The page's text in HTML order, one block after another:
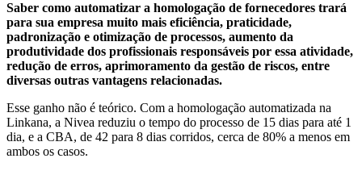
Saber como automatizar a homologação de fornecedores trará
para sua empresa muito mais eficiência, praticidade,
padronização e otimização de processos, aumento da
produtividade dos profissionais responsáveis por essa atividade,
redução de erros, aprimoramento da gestão de riscos, entre
diversas outras vantagens relacionadas.
Esse ganho não é teórico. Com a homologação automatizada na
Linkana, a Nivea reduziu o tempo do processo de 15 dias para até 1
dia, e a CBA, de 42 para 8 dias corridos, cerca de 80% a menos em
ambos os casos.